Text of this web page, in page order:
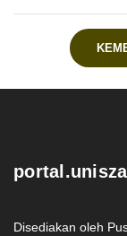
Disediakan oleh